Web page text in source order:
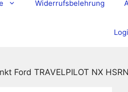
Widerrufsbelehrung
Ford TRAVELPILOT NX